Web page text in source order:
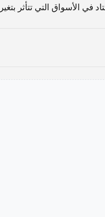
الأسواق التي تتأثر